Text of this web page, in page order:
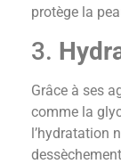
protège la
3.
Grâce à ses
comme la
l’hydratation